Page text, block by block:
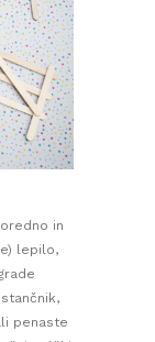
in
lepilo,
penaste